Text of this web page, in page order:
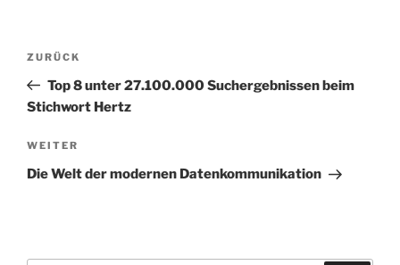
Beitragsnavigation
Vorheriger
Beitrag
ZURÜCK
Top 8 unter 27.100.000 Suchergebnissen beim
Stichwort Hertz
Nächster
Beitrag
WEITER
Die Welt der modernen Datenkommunikation